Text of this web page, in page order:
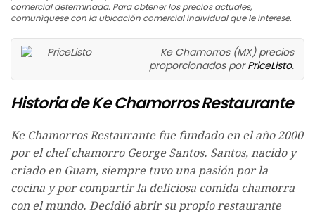
comercial determinada. Para obtener los precios actuales,
comuníquese con la ubicación comercial individual que le interese.
Ke Chamorros (MX) precios
proporcionados porPriceListo.
Historia de Ke Chamorros Restaurante
Ke Chamorros Restaurante fue fundado en el año 2000
por el chef chamorro George Santos. Santos, nacido y
criado en Guam, siempre tuvo una pasión por la
cocina y por compartir la deliciosa comida chamorra
con el mundo. Decidió abrir su propio restaurante